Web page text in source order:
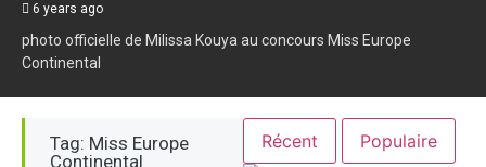
6 years ago
photo officielle de Milissa Kouya au concours Miss Europe
Continental
Tag: Miss Europe
Continental
Récent Populaire